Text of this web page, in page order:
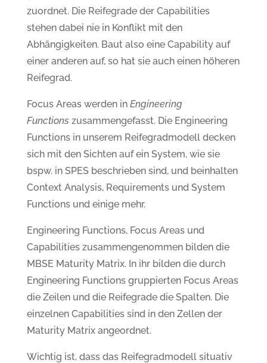
zuordnet. Die Reifegrade der Capabilities
stehen dabei nie in Konflikt mit den
Abhängigkeiten. Baut also eine Capability auf
einer anderen auf, so hat sie auch einen höheren
Reifegrad.
Focus Areas werden in Engineering
Functions zusammengefasst. Die Engineering
Functions in unserem Reifegradmodell decken
sich mit den Sichten auf ein System, wie sie
bspw. in SPES beschrieben sind, und beinhalten
Context Analysis, Requirements und System
Functions und einige mehr.
Engineering Functions, Focus Areas und
Capabilities zusammengenommen bilden die
MBSE Maturity Matrix. In ihr bilden die durch
Engineering Functions gruppierten Focus Areas
die Zeilen und die Reifegrade die Spalten. Die
einzelnen Capabilities sind in den Zellen der
Maturity Matrix angeordnet.
Wichtig ist, dass das Reifegradmodell situativ